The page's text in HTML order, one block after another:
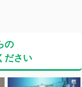
の
ださい